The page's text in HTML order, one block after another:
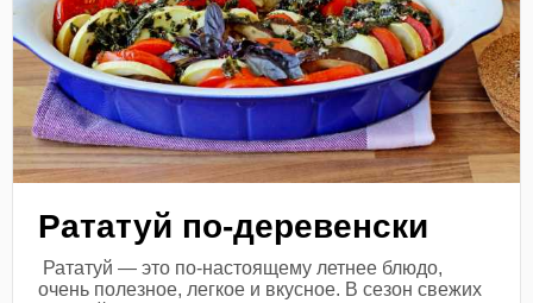
Рататуй по-деревенски
Рататуй — это по-настоящему летнее блюдо,
очень полезное, легкое и вкусное. В сезон свежих